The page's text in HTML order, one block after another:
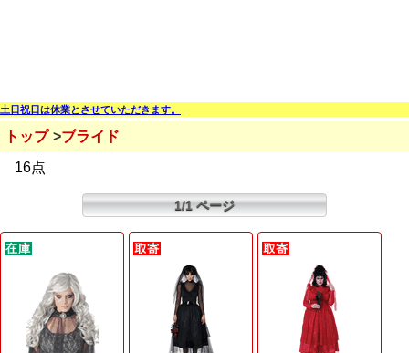
土日祝日は休業とさせていただきます。
トップ
ブライド
16点
1/1 ページ